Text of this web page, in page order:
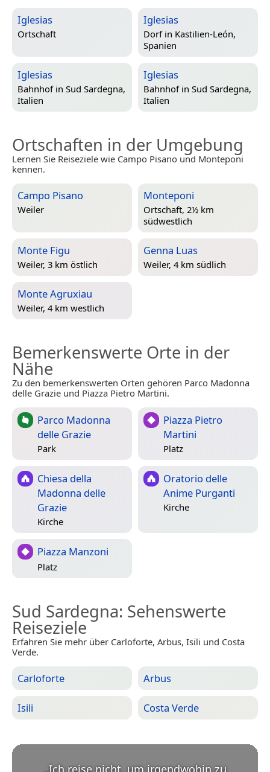
Iglesias
Ortschaft
Iglesias
Dorf in Kastilien-León,
Spanien
Iglesias
Bahnhof in Sud Sardegna,
Italien
Iglesias
Bahnhof in Sud Sardegna,
Italien
Ortschaften in der Umgebung
Lernen Sie Reiseziele wie Campo Pisano und Monteponi
kennen.
Campo Pisano
Weiler
Monteponi
Ortschaft, 2½ km
südwestlich
Monte Figu
Weiler, 3 km östlich
Genna Luas
Weiler, 4 km südlich
Monte Agruxiau
Weiler, 4 km westlich
Bemerkenswerte Orte in der
Nähe
Zu den bemerkenswerten Orten gehören Parco Madonna
delle Grazie und Piazza Pietro Martini.
Parco Madonna
delle Grazie
Park
Piazza Pietro
Martini
Platz
Chiesa della
Madonna delle
Grazie
Kirche
Oratorio delle
Anime Purganti
Kirche
Piazza Manzoni
Platz
Sud Sardegna: Sehenswerte
Reiseziele
Erfahren Sie mehr über Carloforte, Arbus, Isili und Costa
Verde.
Carloforte Arbus
Isili Costa Verde
„Ich reise nicht, um irgendwohin zu